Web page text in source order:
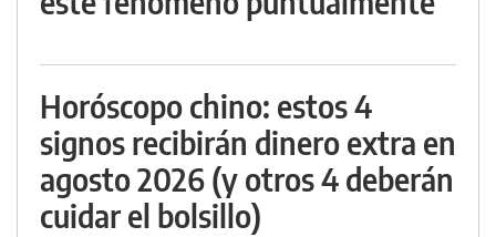
Horóscopo chino: estos 4
signos recibirán dinero extra en
agosto 2026 (y otros 4 deberán
cuidar el bolsillo)